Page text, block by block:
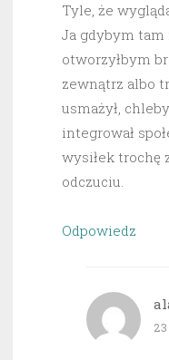
Tyle, że
Ja gdybym
otworzyłbym
zewnątrz albo
usmażył,
integrował
wysiłek trochę
odczuciu.
Odpowiedz